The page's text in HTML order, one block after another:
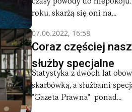
roku, skarżą się oni na...
07.06.2022, 16:58
Coraz częściej
służby specjalne
Statystyka z dwóch lat
skarbówką, a służbami
"Gazeta Prawna" ponad...